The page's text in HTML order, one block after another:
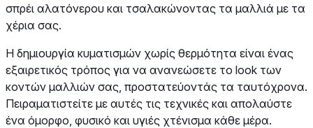
σπρέι αλατόνερου και τσαλακώνοντας τα μαλλιά με τα
χέρια σας.
Η δημιουργία κυματισμών χωρίς θερμότητα είναι ένας
εξαιρετικός τρόπος για να ανανεώσετε το look των
κοντών μαλλιών σας, προστατεύοντάς τα ταυτόχρονα.
Πειραματιστείτε με αυτές τις τεχνικές και απολαύστε
ένα όμορφο, φυσικό και υγιές χτένισμα κάθε μέρα.